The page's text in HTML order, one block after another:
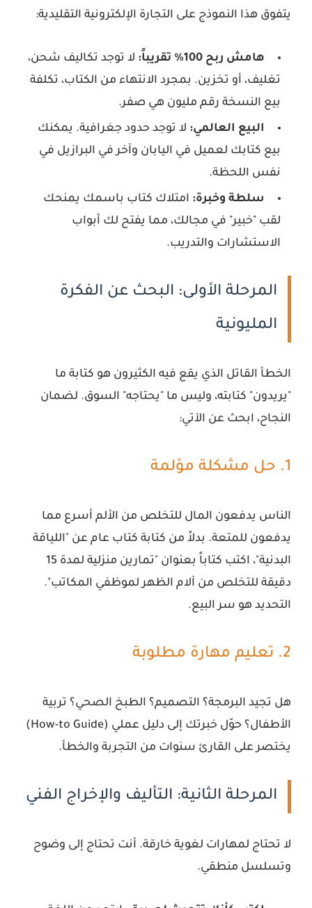
يتفوق هذا النموذج على التجارة الإلكترونية التقليدية:
هامش ربح 100% تقريباً:
لا توجد تكاليف شحن،
تغليف، أو تخزين. بمجرد الانتهاء من الكتاب، تكلفة
بيع النسخة رقم مليون هي صفر.
البيع العالمي: لا توجد حدود جغرافية. يمكنك
بيع كتابك لعميل في اليابان وآخر في البرازيل في
نفس اللحظة.
سلطة وخبرة: امتلاك كتاب باسمك يمنحك
لقب "خبير" في مجالك، مما يفتح لك أبواب
الاستشارات والتدريب.
المرحلة الأولى: البحث عن الفكرة
المليونية
الخطأ القاتل الذي يقع فيه الكثيرون هو كتابة ما
"يريدون" كتابته، وليس ما "يحتاجه" السوق. لضمان
النجاح، ابحث عن الآتي:
1. حل مشكلة مؤلمة
الناس يدفعون المال للتخلص من الألم أسرع مما
يدفعون للمتعة. بدلاً من كتابة كتاب عام عن "اللياقة
البدنية"، اكتب كتاباً بعنوان "تمارين منزلية لمدة 15
دقيقة للتخلص من آلام الظهر لموظفي المكاتب".
التحديد هو سر البيع.
2. تعليم مهارة مطلوبة
هل تجيد البرمجة؟ التصميم؟ الطبخ الصحي؟ تربية
الأطفال؟ حوّل خبرتك إلى دليل عملي (How-to Guide)
يختصر على القارئ سنوات من التجربة والخطأ.
المرحلة الثانية: التأليف والإخراج الفني
لا تحتاج لمهارات لغوية خارقة. أنت تحتاج إلى وضوح
وتسلسل منطقي.